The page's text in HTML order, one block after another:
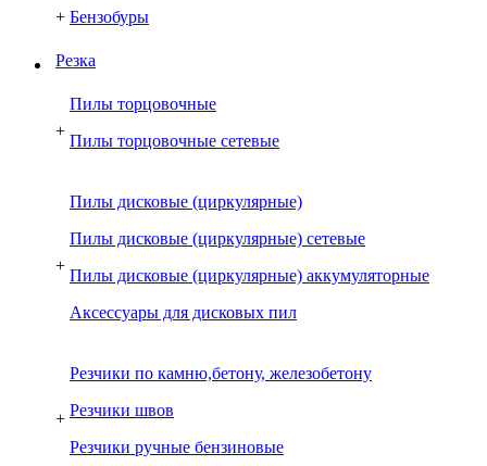
+ Бензобуры
Резка
+
Пилы торцовочные
Пилы торцовочные сетевые
+
Пилы дисковые (циркулярные)
Пилы дисковые (циркулярные) сетевые
Пилы дисковые (циркулярные) аккумуляторные
Аксессуары для дисковых пил
+
Резчики по камню,бетону, железобетону
Резчики швов
Резчики ручные бензиновые